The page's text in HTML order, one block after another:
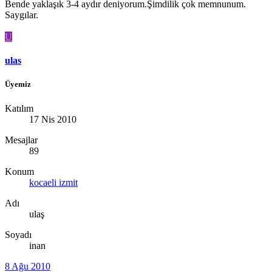
Bende yaklaşık 3-4 aydır deniyorum.Şimdilik çok memnunum.
Saygılar.
U
ulas
Üyemiz
Katılım
17 Nis 2010
Mesajlar
89
Konum
kocaeli izmit
Adı
ulaş
Soyadı
inan
8 Ağu 2010